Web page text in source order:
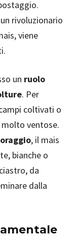
rivoluzionario
viene
un ruolo
. Per
coltivati o
molto ventose.
, il mais
bianche o
da
dalla